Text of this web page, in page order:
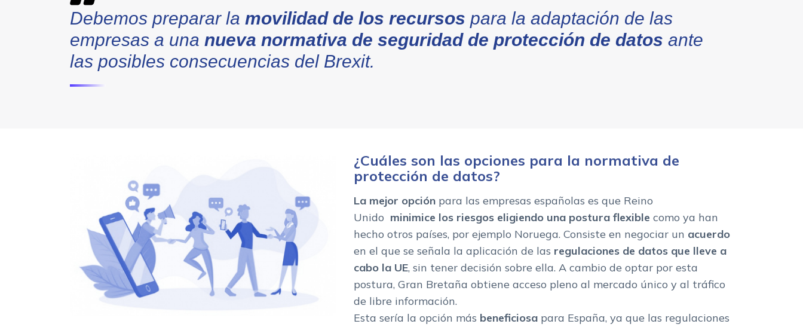
Debemos preparar la movilidad de los recursos para la adaptación de las
empresas a una nueva normativa de seguridad de protección de datos ante
las posibles consecuencias del Brexit.
¿Cuáles son las opciones para la normativa de
protección de datos?
La mejor opción para las empresas españolas es que Reino
Unido minimice los riesgos eligiendo una postura flexible como ya han
hecho otros países, por ejemplo Noruega. Consiste en negociar un acuerdo
en el que se señala la aplicación de las regulaciones de datos que lleve a
cabo la UE, sin tener decisión sobre ella. A cambio de optar por esta
postura, Gran Bretaña obtiene acceso pleno al mercado único y al tráfico
de libre información.
Esta sería la opción más beneficiosa para España, ya que las regulaciones